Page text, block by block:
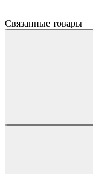
Связанные товары